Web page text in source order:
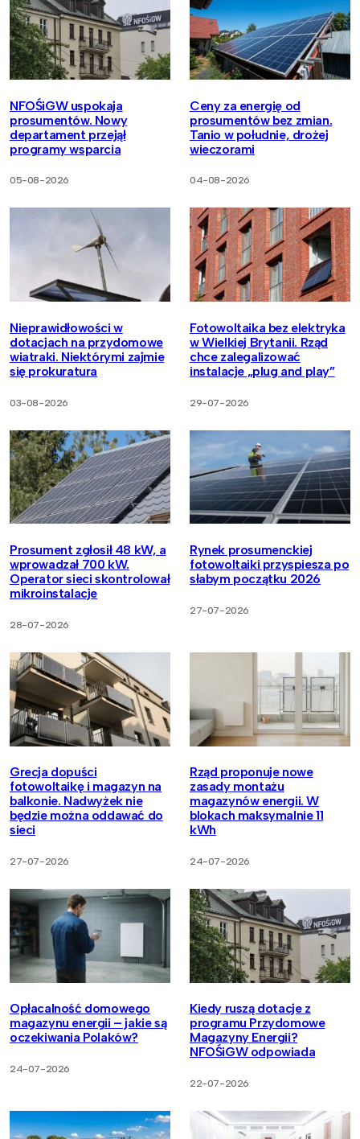
NFOŚiGW uspokaja
prosumentów. Nowy
departament przejął
programy wsparcia
05-08-2026
Ceny za energię od
prosumentów bez zmian.
Tanio w południe, drożej
wieczorami
04-08-2026
Nieprawidłowości w
dotacjach na przydomowe
wiatraki. Niektórymi zajmie
się prokuratura
03-08-2026
Fotowoltaika bez elektryka
w Wielkiej Brytanii. Rząd
chce zalegalizować
instalacje „plug and play”
29-07-2026
Prosument zgłosił 48 kW, a
wprowadzał 700 kW.
Operator sieci skontrolował
mikroinstalacje
28-07-2026
Rynek prosumenckiej
fotowoltaiki przyspiesza po
słabym początku 2026
27-07-2026
Grecja dopuści
fotowoltaikę i magazyn na
balkonie. Nadwyżek nie
będzie można oddawać do
sieci
27-07-2026
Rząd proponuje nowe
zasady montażu
magazynów energii. W
blokach maksymalnie 11
kWh
24-07-2026
Opłacalność domowego
magazynu energii – jakie są
oczekiwania Polaków?
24-07-2026
Kiedy ruszą dotacje z
programu Przydomowe
Magazyny Energii?
NFOŚiGW odpowiada
22-07-2026